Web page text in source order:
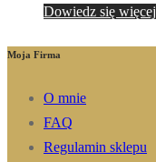
Dowiedz się więcej
Moja Firma
O mnie
FAQ
Regulamin sklepu